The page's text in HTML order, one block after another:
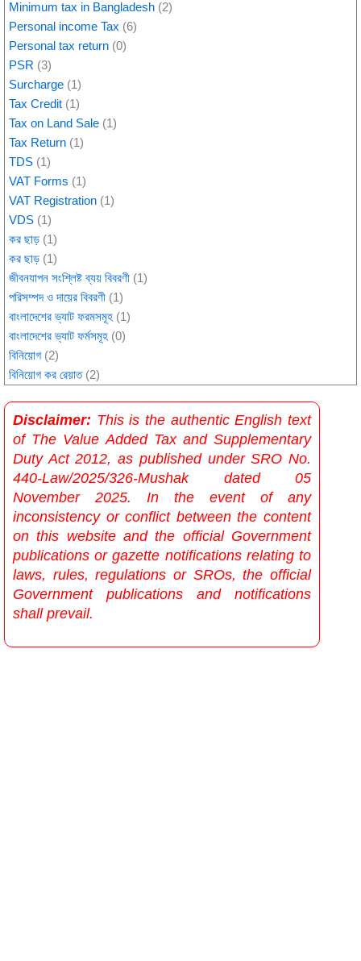
Minimum tax in Bangladesh (2)
Personal income Tax (6)
Personal tax return (0)
PSR (3)
Surcharge (1)
Tax Credit (1)
Tax on Land Sale (1)
Tax Return (1)
TDS (1)
VAT Forms (1)
VAT Registration (1)
VDS (1)
কর ছাড় (1)
কর ছাড় (1)
জীবনযাপন সংশ্লিষ্ট ব্যয় বিবরণী (1)
পরিসম্পদ ও দায়ের বিবরণী (1)
বাংলাদেশের ভ্যাট ফরমসমূহ (1)
বাংলাদেশের ভ্যাট ফর্মসমূহ (0)
বিনিয়োগ (2)
বিনিয়োগ কর রেয়াত(2)
Disclaimer: This is the authentic English text
of The Value Added Tax and Supplementary
Duty Act 2012, as published under SRO No.
440-Law/2025/326-Mushak dated 05
November 2025. In the event of any
inconsistency or conflict between the content
on this website and the official Government
publications or gazette notifications relating to
laws, rules, regulations or SROs, the official
Government publications and notifications
shall prevail.